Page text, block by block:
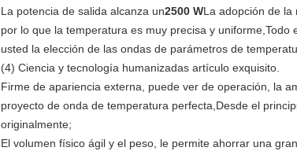
La potencia de salida alcanza un2500 WLa adopción de la
por lo que la temperatura es muy precisa y
usted la elección de las ondas de parámetros de
(4) Ciencia y tecnología humanizadas artículo exquisito.
Firme de apariencia externa, puede ver de operación, la
proyecto de onda de temperatura perfecta,Desde el
originalmente;
El volumen físico ágil y el peso, le permite ahorrar una